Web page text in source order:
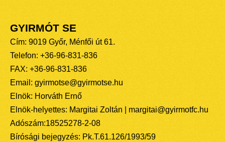
GYIRMÓT SE
Cím: 9019 Győr, Ménfői út 61.
Telefon: +36-96-831-836
FAX: +36-96-831-836
Email: gyirmotse@gyirmotse.hu
Elnök: Horváth Ernő
Elnök-helyettes: Margitai Zoltán | margitai@gyirmotfc.hu
Adószám:18525278-2-08
Bírósági bejegyzés: Pk.T.61.126/1993/59